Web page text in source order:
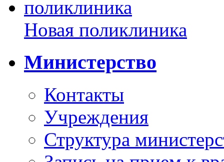
Новая поликлиника
Министерство
Контакты
Учреждения
Структура